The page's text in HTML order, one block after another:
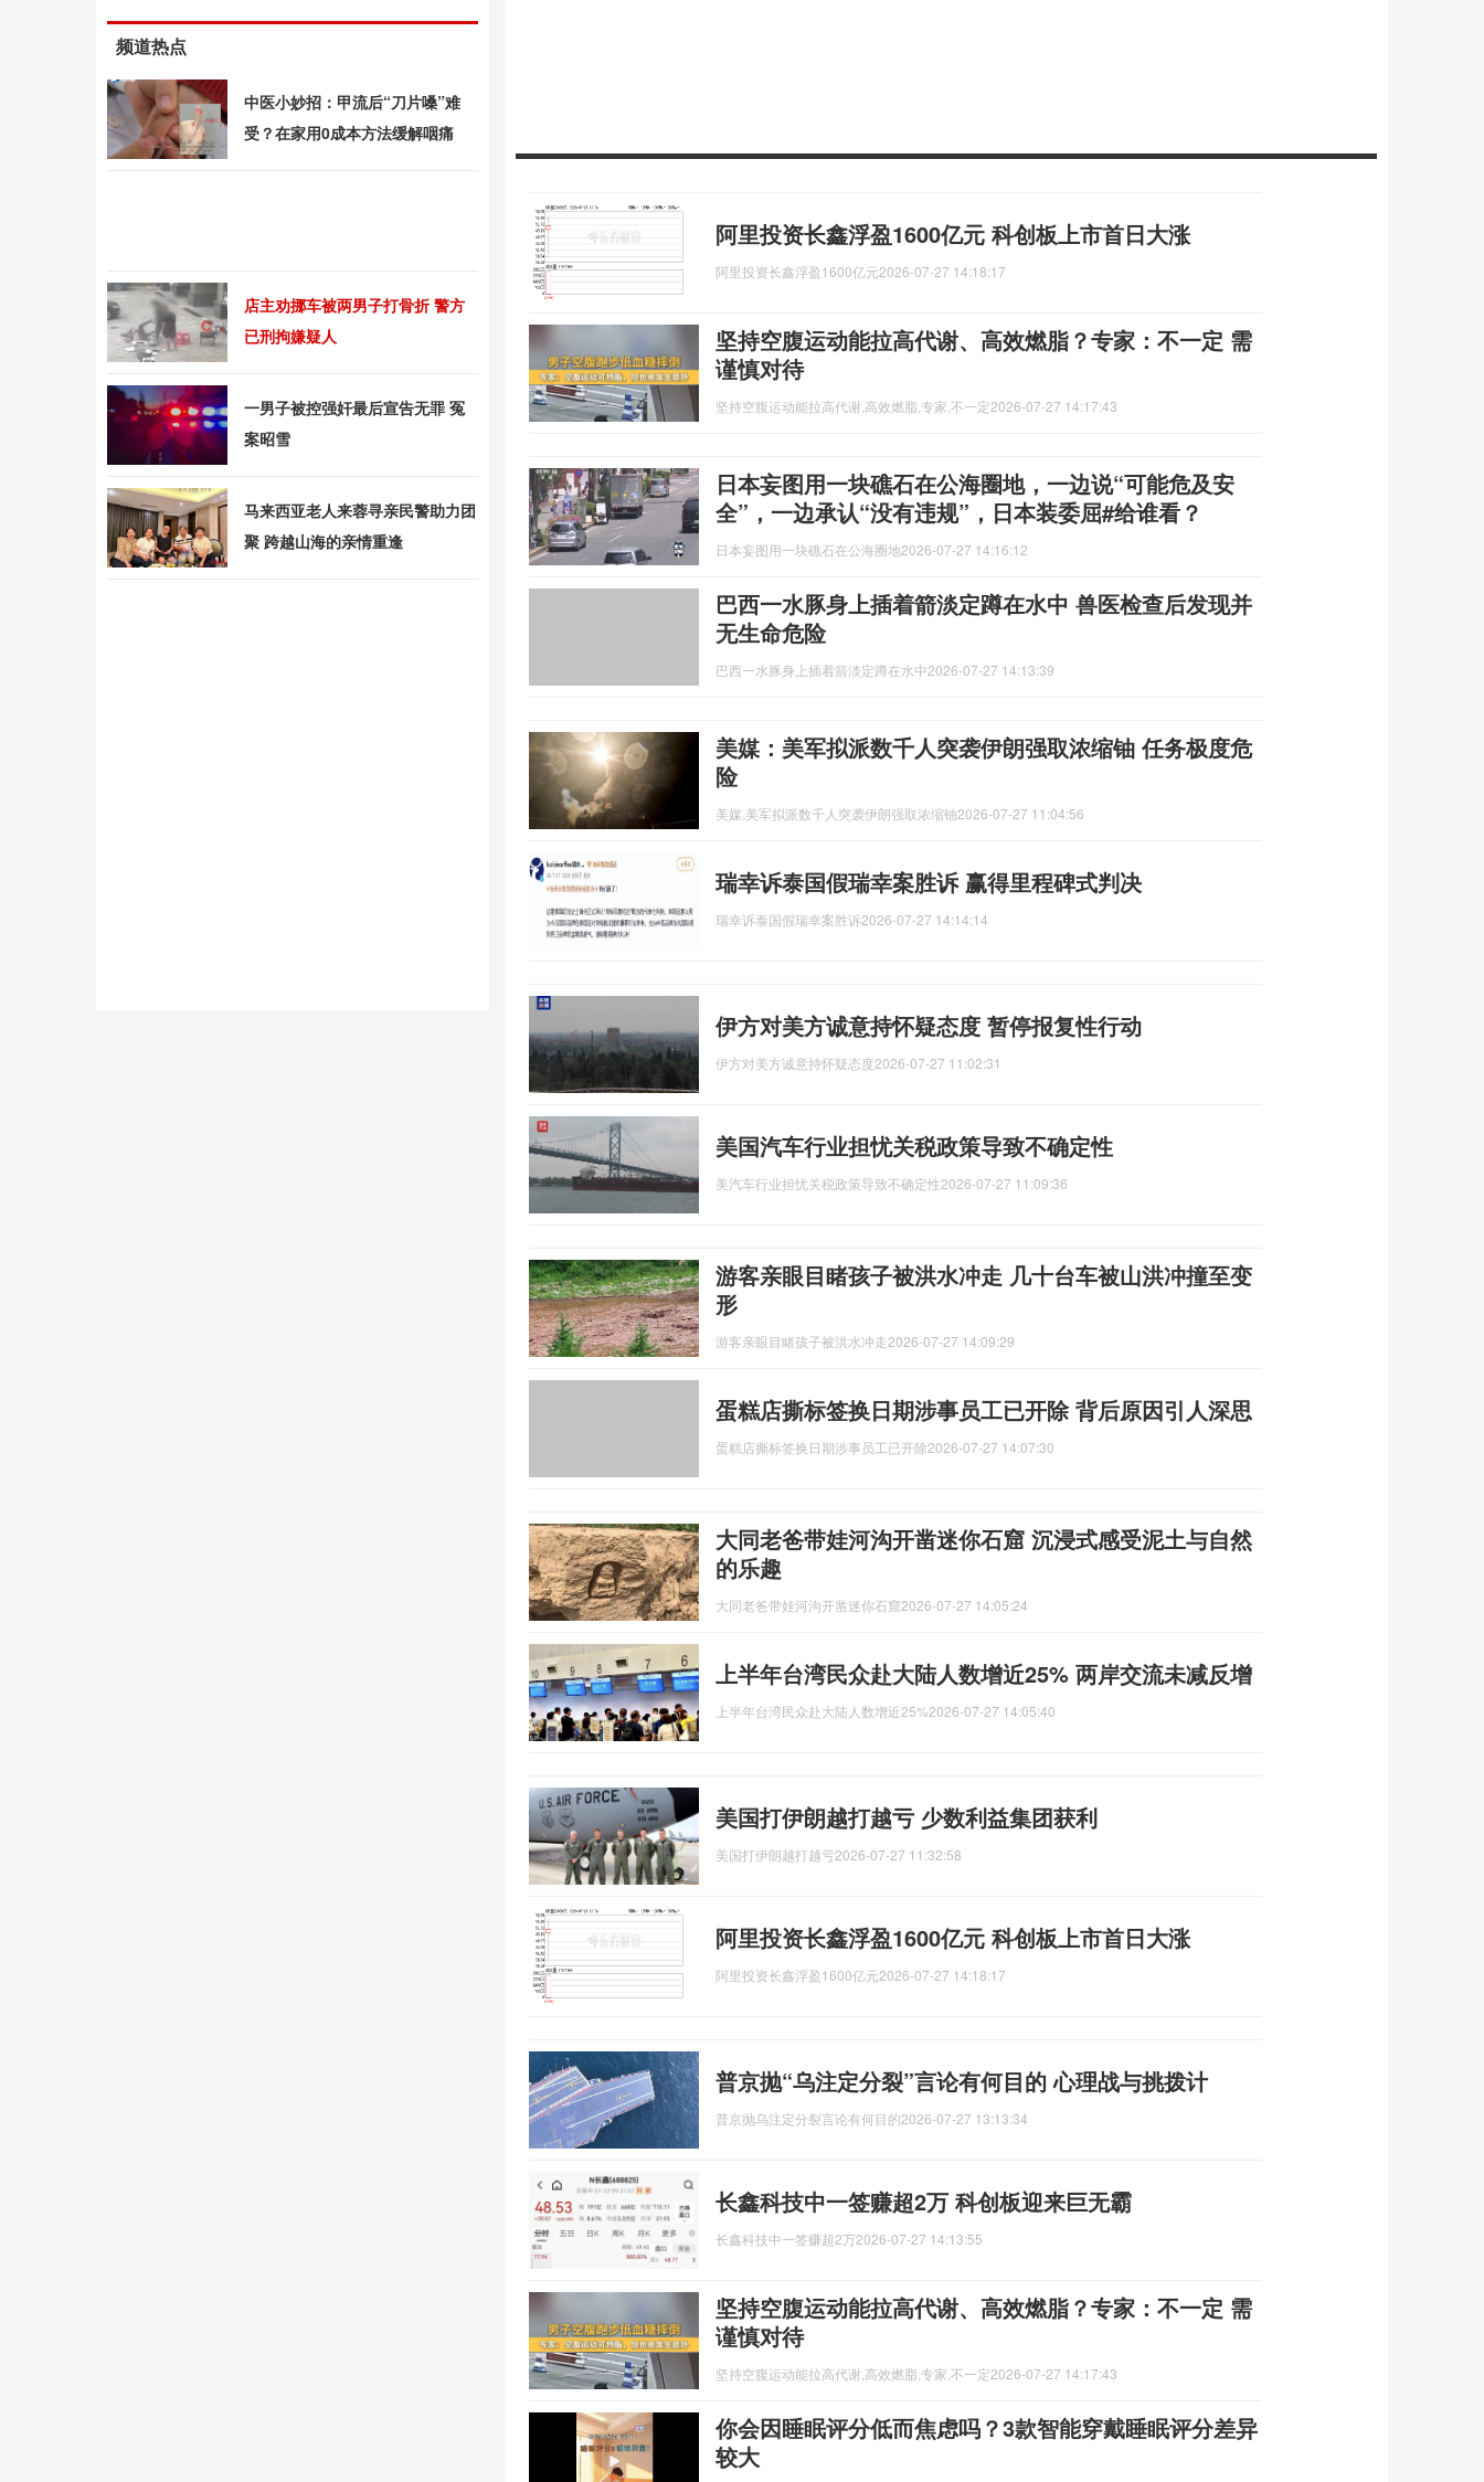
阿里投资长鑫浮盈1600亿元 科创板上市首日大涨
阿里投资长鑫浮盈1600亿元2026-07-27 14:18:17
坚持空腹运动能拉高代谢、高效燃脂？专家：不一定 需
谨慎对待
坚持空腹运动能拉高代谢,高效燃脂,专家,不一定2026-07-27 14:17:43
日本妄图用一块礁石在公海圈地，一边说“可能危及安
全”，一边承认“没有违规”，日本装委屈#给谁看？
日本妄图用一块礁石在公海圈地2026-07-27 14:16:12
巴西一水豚身上插着箭淡定蹲在水中 兽医检查后发现并
无生命危险
巴西一水豚身上插着箭淡定蹲在水中2026-07-27 14:13:39
美媒：美军拟派数千人突袭伊朗强取浓缩铀 任务极度危
险
美媒,美军拟派数千人突袭伊朗强取浓缩铀2026-07-27 11:04:56
瑞幸诉泰国假瑞幸案胜诉 赢得里程碑式判决
瑞幸诉泰国假瑞幸案胜诉2026-07-27 14:14:14
伊方对美方诚意持怀疑态度 暂停报复性行动
伊方对美方诚意持怀疑态度2026-07-27 11:02:31
美国汽车行业担忧关税政策导致不确定性
美汽车行业担忧关税政策导致不确定性2026-07-27 11:09:36
游客亲眼目睹孩子被洪水冲走 几十台车被山洪冲撞至变
形
游客亲眼目睹孩子被洪水冲走2026-07-27 14:09:29
蛋糕店撕标签换日期涉事员工已开除 背后原因引人深思
蛋糕店撕标签换日期涉事员工已开除2026-07-27 14:07:30
大同老爸带娃河沟开凿迷你石窟 沉浸式感受泥土与自然
的乐趣
大同老爸带娃河沟开凿迷你石窟2026-07-27 14:05:24
上半年台湾民众赴大陆人数增近25% 两岸交流未减反增
上半年台湾民众赴大陆人数增近25%2026-07-27 14:05:40
美国打伊朗越打越亏 少数利益集团获利
美国打伊朗越打越亏2026-07-27 11:32:58
阿里投资长鑫浮盈1600亿元 科创板上市首日大涨
阿里投资长鑫浮盈1600亿元2026-07-27 14:18:17
普京抛“乌注定分裂”言论有何目的 心理战与挑拨计
普京抛乌注定分裂言论有何目的2026-07-27 13:13:34
长鑫科技中一签赚超2万 科创板迎来巨无霸
长鑫科技中一签赚超2万2026-07-27 14:13:55
坚持空腹运动能拉高代谢、高效燃脂？专家：不一定 需
谨慎对待
坚持空腹运动能拉高代谢,高效燃脂,专家,不一定2026-07-27 14:17:43
你会因睡眠评分低而焦虑吗？3款智能穿戴睡眠评分差异
较大
频道热点
中医小妙招：甲流后“刀片嗓”难
受？在家用0成本方法缓解咽痛
店主劝挪车被两男子打骨折 警方
已刑拘嫌疑人
一男子被控强奸最后宣告无罪 冤
案昭雪
马来西亚老人来蓉寻亲民警助力团
聚 跨越山海的亲情重逢